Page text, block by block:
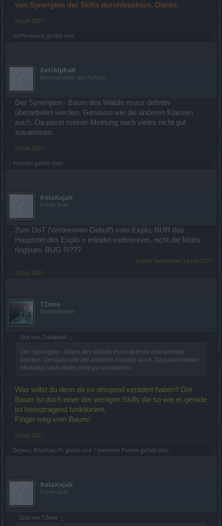
von Synergien der Skills durchleuchten. Danke.
24 Juli 2021
steffenfuerst gefällt dies.
ZetiAlpha6
Kommandant des Forums
Der Synergien - Baum des Waldis muss definitiv
überarbeitet werden. Genauso wie die anderen Klassen
auch. Da passt meiner Meinung nach vieles nicht gut
zusammen.
24 Juli 2021
Peredes gefällt dies.
KolaKojak
Foren-Graf
Zum DoT (Verbrennen-Debuff) vom Explo, NUR das
Hauptziel des Explo´s erleidet verbrennen, nicht die Mobs
ringsum. BUG !!!???
Zuletzt bearbeitet: 24 Juli 2021
24 Juli 2021
TZone
Boardveteran
Zitat von ZetiAlpha6: ↑
Der Synergien - Baum des Waldis muss definitiv überarbeitet
werden. Genauso wie die anderen Klassen auch. Da passt meiner
Meinung nach vieles nicht gut zusammen.
Was willst du denn da so dringend verädert haben? Der
Baum ist doch einer der wenigen Skills die so wie er gerade
ist hervorragend funktioniert.
Finger weg vom Baum!
24 Juli 2021
Dejavu B1acKwu1F giulie und 1 weiteren Person gefällt dies.
KolaKojak
Foren-Graf
Zitat von TZone: ↑